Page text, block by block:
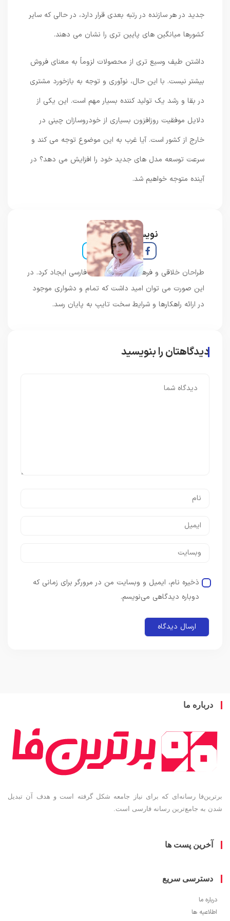
جدید در هر سازنده در رتبه بعدی قرار دارد، در حالی که سایر
کشورها میانگین های پایین تری را نشان می دهند.
داشتن طیف وسیع تری از محصولات لزوماً به معنای فروش
بیشتر نیست. با این حال، نوآوری و توجه به بازخورد مشتری
در بقا و رشد یک تولید کننده بسیار مهم است. این یکی از
دلایل موفقیت روزافزون بسیاری از خودروسازان چینی در
خارج از کشور است. آیا غرب به این موضوع توجه می کند و
سرعت توسعه مدل های جدید خود را افزایش می دهد؟ در
آینده متوجه خواهیم شد.
نویسنده و خبرنگار
طراحان خلاقی و فرهنگ پیشرو در زبان فارسی ایجاد کرد. در
این صورت می توان امید داشت که تمام و دشواری موجود
در ارائه راهکارها و شرایط سخت تایپ به پایان رسد.
دیدگاهتان را بنویسید
ذخیره نام، ایمیل و وبسایت من در مرورگر برای زمانی که
دوباره دیدگاهی می‌نویسم.
ما
رسانه‌ای که برای نیاز جامعه شکل گرفته است و هدف آن تبدیل
جامع‌ترین رسانه فارسی است.
پست ها
سریع
ها